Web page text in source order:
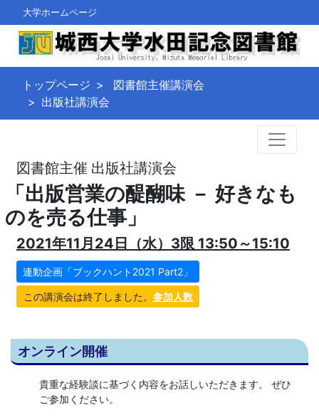
大学ホームページ
トップページ
図書館主催講演会
出版社講演会
図書館主催 出版社講演会
「出版営業の醍醐味 － 好きなも
のを売る仕事」
2021年11月24日（水）3限 13:50～15:10
連動企画「ブックハント2021 Part2」
この講演会は終了しました。 参加人数
オンライン開催
貴重な経験談に基づく内容をお話しいただきます。 ぜひ
ご参加ください。